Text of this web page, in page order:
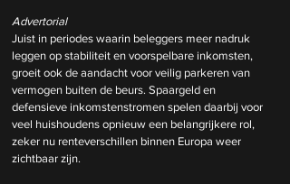
Advertorial
Juist in periodes waarin beleggers meer nadruk
leggen op stabiliteit en voorspelbare inkomsten,
groeit ook de aandacht voor veilig parkeren van
vermogen buiten de beurs. Spaargeld en
defensieve inkomstenstromen spelen daarbij voor
veel huishoudens opnieuw een belangrijkere rol,
zeker nu renteverschillen binnen Europa weer
zichtbaar zijn.